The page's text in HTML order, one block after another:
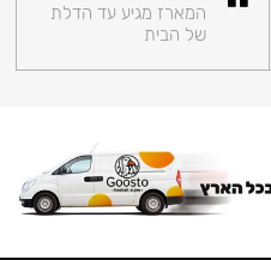
המארז מגיע עד הדלת
של הבית